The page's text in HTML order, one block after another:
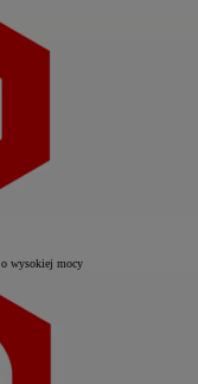
wysokiej mocy